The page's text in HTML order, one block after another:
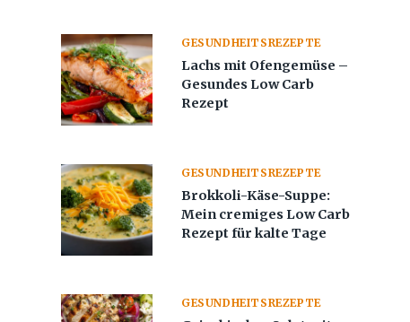
GESUNDHEITSREZEPTE
Lachs mit Ofengemüse –
Gesundes Low Carb
Rezept
GESUNDHEITSREZEPTE
Brokkoli-Käse-Suppe:
Mein cremiges Low Carb
Rezept für kalte Tage
GESUNDHEITSREZEPTE